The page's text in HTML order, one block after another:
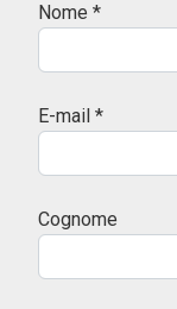
Nome *
E-mail *
Cognome